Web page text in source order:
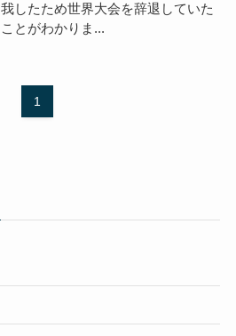
我したため世界大会を辞退していた
ことがわかりま...
1